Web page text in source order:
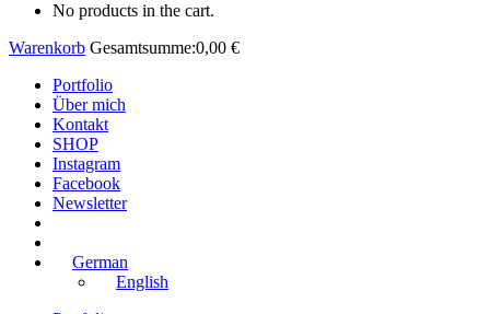
No products in the cart.
Warenkorb Gesamtsumme:0,00 €
Portfolio
Über mich
Kontakt
SHOP
Instagram
Facebook
Newsletter
German
English